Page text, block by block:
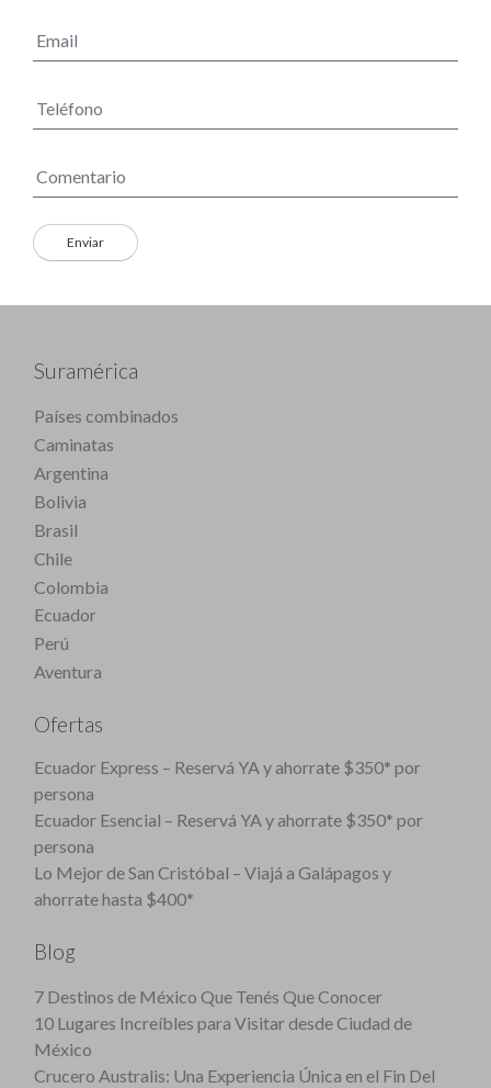
Suramérica
Países combinados
Caminatas
Argentina
Bolivia
Brasil
Chile
Colombia
Ecuador
Perú
Aventura
Ofertas
Ecuador Express – Reservá YA y ahorrate $350* por
persona
Ecuador Esencial – Reservá YA y ahorrate $350* por
persona
Lo Mejor de San Cristóbal – Viajá a Galápagos y
ahorrate hasta $400*
Blog
7 Destinos de México Que Tenés Que Conocer
10 Lugares Increíbles para Visitar desde Ciudad de
México
Crucero Australis: Una Experiencia Única en el Fin Del